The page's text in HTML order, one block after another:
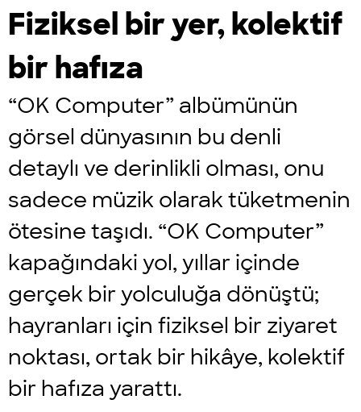
Fiziksel bir yer, kolektif
bir hafıza
“OK Computer” albümünün
görsel dünyasının bu denli
detaylı ve derinlikli olması, onu
sadece müzik olarak tüketmenin
ötesine taşıdı. “OK Computer”
kapağındaki yol, yıllar içinde
gerçek bir yolculuğa dönüştü;
hayranları için fiziksel bir ziyaret
noktası, ortak bir hikâye, kolektif
bir hafıza yarattı.